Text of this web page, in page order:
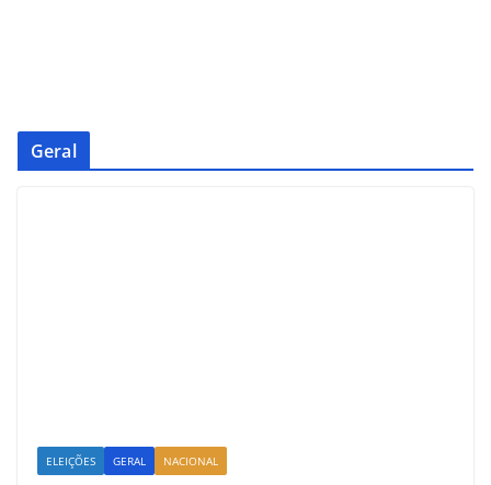
Geral
ELEIÇÕES GERAL NACIONAL